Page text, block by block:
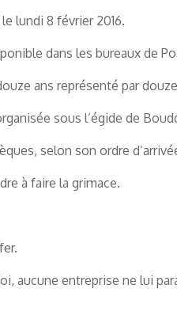
lundi 8 février 2016.
dans les bureaux de
ans représenté par
sous l’égide de
selon son ordre
à faire la grimace.
aucune entreprise ne lui